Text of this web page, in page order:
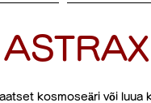
kosmoseäri või